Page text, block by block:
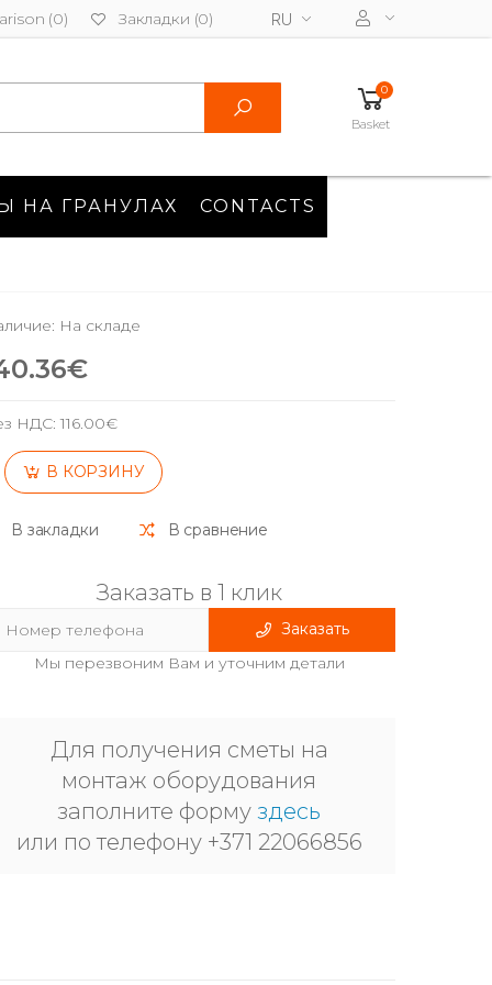
(0) Закладки (0) RU
0
Basket
НА ГРАНУЛАХ CONTACTS
На складе
НДС:116.00€
В КОРЗИНУ
В закладки В сравнение
Заказать в 1 клик
Заказать
Мы перезвоним Вам и уточним детали
Для получения сметы на
монтаж оборудования
заполните форму здесь
или по телефону +371 22066856